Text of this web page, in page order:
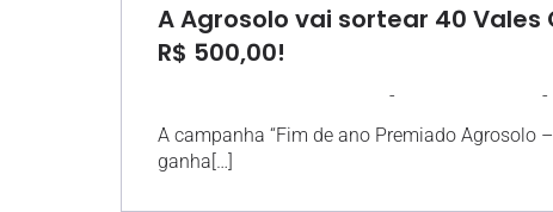
A Agrosolo vai sortear 40 Vales
R$ 500,00!
- -
A campanha “Fim de ano Premiado Agrosolo
ganha[…]